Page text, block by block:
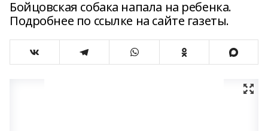
Бойцовская собака напала на ребенка.
Подробнее по ссылке на сайте газеты.